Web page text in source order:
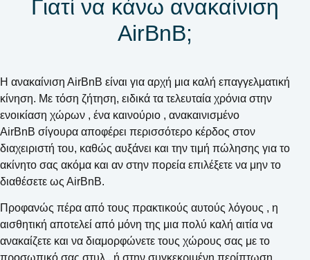
Γιατί να κάνω ανακαίνιση
ΑirΒnΒ;
Η ανακαίνιση ΑirΒnΒ είναι για αρχή μια καλή επαγγελματική
κίνηση. Με τόση ζήτηση, ειδικά τα τελευταία χρόνια στην
ενοικίαση χώρων , ένα καινούριο , ανακαινισμένο
ΑirΒnΒ σίγουρα αποφέρει περισσότερο κέρδος στον
διαχειριστή του, καθώς αυξάνει και την τιμή πώλησης για το
ακίνητο σας ακόμα και αν στην πορεία επιλέξετε να μην το
διαθέσετε ως ΑirΒnΒ.
Προφανώς πέρα από τους πρακτικούς αυτούς λόγους , η
αισθητική αποτελεί από μόνη της μια πολύ καλή αιτία να
ανακαίζετε και να διαμορφώνετε τους χώρους σας με το